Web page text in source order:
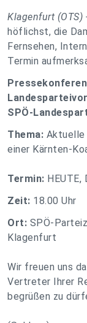
Klagenfurt (OTS)
höflichst, die
Fernsehen,
Termin
SPÖ-
Thema: Aktuelle
einer Kärnten-
Termin: HEUTE,
Zeit: 18.00 Uhr
Ort: SPÖ-
Klagenfurt
Wir freuen uns
Vertreter Ihrer
begrüßen zu